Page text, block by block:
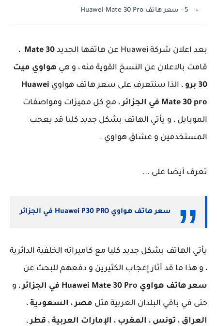
5 - سعر هاتف Huawei Mate 30 Pro
بعد اعلان شركة Huawei عن هاتفها الجديد Mate 30 ،
قامت بالاعلان عن النسخ القوية منه ، و هي هواوي ميت
30 برو
، الذا سنتعرف على سعر هاتف هواوي Huawei
Mate 30 pro في الجزائر
، مع كل مميزات ومواصفات
الموبايل ، و يأتي الهاتف بشكل جديد كليا قد يعجب
المستخدمين و عشاق هواوي .
تعرف أيضا على ...
سعر هاتف هواوي Huawei P30 PRO في الجزائر
يأتي الهاتف بشكل جديد كليا مع كاميراته الخلفية الدائرية
، و هذا ما قد أثار إعجاب الكثيرين و دفعهم للبحث عن
سعر هاتف هواوي Huawei Mate 30 Pro في الجزائر
، و
حتى في باقي البلدان العربية مثل مصر، السعودية ،
العراق ، تونس ، المغرب ، الإمارات العربية ، قطر،